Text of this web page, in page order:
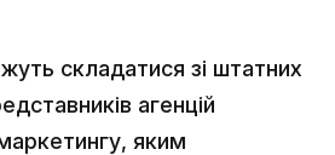
складатися зі штатних
агенцій
яким